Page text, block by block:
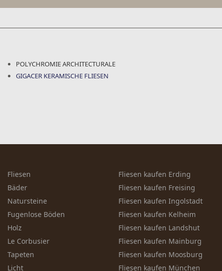
POLYCHROMIE ARCHITECTURALE
GIGACER KERAMISCHE FLIESEN
Fliesen
Bäder
Natursteine
Fugenlose Böden
Holz
Le Corbusier
Tapeten
Licht
Fliesen kaufen Erding
Fliesen kaufen Freising
Fliesen kaufen Ingolstadt
Fliesen kaufen Kelheim
Fliesen kaufen Landshut
Fliesen kaufen Mainburg
Fliesen kaufen Moosburg
Fliesen kaufen München